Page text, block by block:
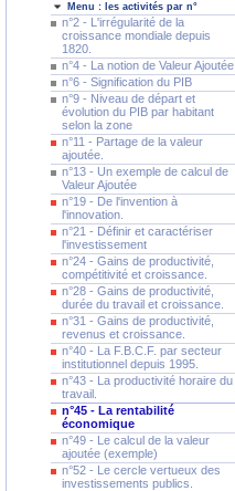
Menu : les activités par n°
n°2 - L'irrégularité de la
croissance mondiale depuis
1820.
n°4 - La notion de Valeur Ajoutée
n°6 - Signification du PIB
n°9 - Niveau de départ et
évolution du PIB par habitant
selon la zone
n°11 - Partage de la valeur
ajoutée.
n°13 - Un exemple de calcul de
Valeur Ajoutée
n°19 - De l'invention à
l'innovation.
n°21 - Définir et caractériser
l'investissement
n°24 - Gains de productivité,
compétitivité et croissance.
n°28 - Gains de productivité,
durée du travail et croissance.
n°31 - Gains de productivité,
revenus et croissance.
n°40 - La F.B.C.F. par secteur
institutionnel depuis 1995.
n°43 - La productivité horaire du
travail.
n°45 - La rentabilité
économique
n°49 - Le calcul de la valeur
ajoutée (exemple)
n°52 - Le cercle vertueux des
investissements publics.